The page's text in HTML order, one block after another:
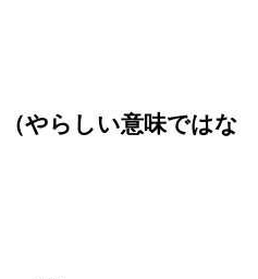
やらしい意味ではな